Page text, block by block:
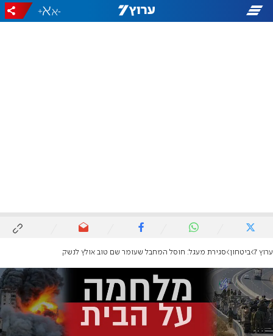
-
+
ערוץ 7 ביטחון סגירת מעגל: חוסל המחבל שעומר שם טוב אולץ לנשק